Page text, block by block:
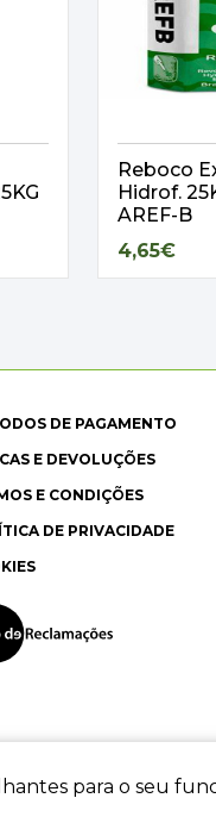
Reboco
Hidrof.
AREF-B
4,65€
para o seu
DE PAGAMENTO
E DEVOLUÇÕES
E CONDIÇÕES
DE PRIVACIDADE